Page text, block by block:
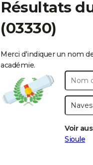
Résultats
(03330)
Merci d'indiquer un nom
académie.
Voir
Sioule